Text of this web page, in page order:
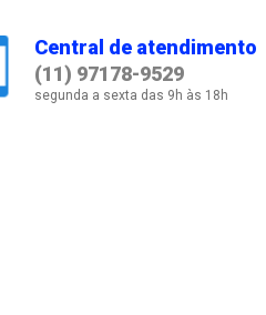
Central de atendimento
(11) 97178-9529
segunda a sexta das 9h às 18h